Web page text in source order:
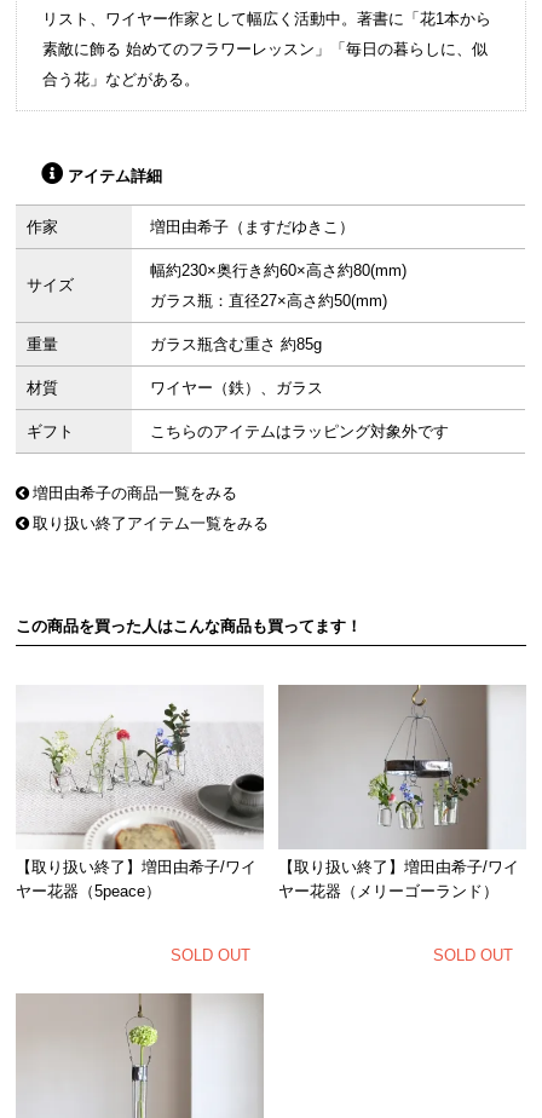
リスト、ワイヤー作家として幅広く活動中。著書に「花1本から
素敵に飾る 始めてのフラワーレッスン」「毎日の暮らしに、似
合う花」などがある。
アイテム詳細
作家 増田由希子（ますだゆきこ）
サイズ
幅約230×奥行き約60×高さ約80(mm)
ガラス瓶：直径27×高さ約50(mm)
重量 ガラス瓶含む重さ 約85g
材質 ワイヤー（鉄）、ガラス
ギフト こちらのアイテムはラッピング対象外です
増田由希子の商品一覧をみる
取り扱い終了アイテム一覧をみる
この商品を買った人はこんな商品も買ってます！
【取り扱い終了】増田由希子/ワイ
ヤー花器（5peace）
SOLD OUT
【取り扱い終了】増田由希子/ワイ
ヤー花器（メリーゴーランド）
SOLD OUT